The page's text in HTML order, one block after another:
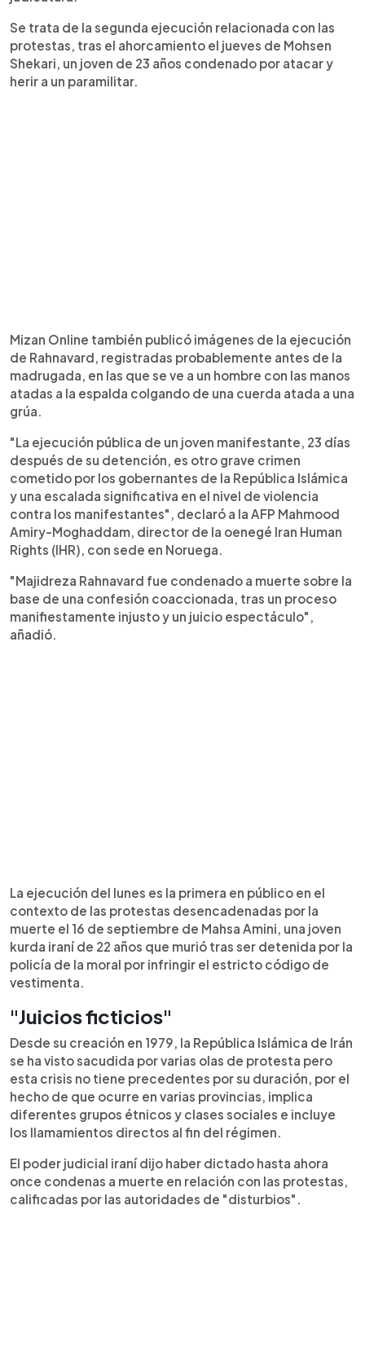
Se trata de la segunda ejecución relacionada con las
protestas, tras el ahorcamiento el jueves de Mohsen
Shekari, un joven de 23 años condenado por atacar y
herir a un paramilitar.
Mizan Online también publicó imágenes de la ejecución
de Rahnavard, registradas probablemente antes de la
madrugada, en las que se ve a un hombre con las manos
atadas a la espalda colgando de una cuerda atada a una
grúa.
"La ejecución pública de un joven manifestante, 23 días
después de su detención, es otro grave crimen
cometido por los gobernantes de la República Islámica
y una escalada significativa en el nivel de violencia
contra los manifestantes", declaró a la AFP Mahmood
Amiry-Moghaddam, director de la oenegé Iran Human
Rights (IHR), con sede en Noruega.
"Majidreza Rahnavard fue condenado a muerte sobre la
base de una confesión coaccionada, tras un proceso
manifiestamente injusto y un juicio espectáculo",
añadió.
La ejecución del lunes es la primera en público en el
contexto de las protestas desencadenadas por la
muerte el 16 de septiembre de Mahsa Amini, una joven
kurda iraní de 22 años que murió tras ser detenida por la
policía de la moral por infringir el estricto código de
vestimenta.
"Juicios ficticios"
Desde su creación en 1979, la República Islámica de Irán
se ha visto sacudida por varias olas de protesta pero
esta crisis no tiene precedentes por su duración, por el
hecho de que ocurre en varias provincias, implica
diferentes grupos étnicos y clases sociales e incluye
los llamamientos directos al fin del régimen.
El poder judicial iraní dijo haber dictado hasta ahora
once condenas a muerte en relación con las protestas,
calificadas por las autoridades de "disturbios".